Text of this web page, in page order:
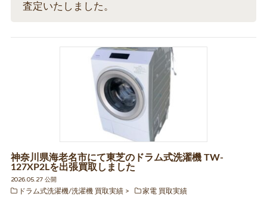
査定いたしました。
神奈川県海老名市にて東芝のドラム式洗濯機 TW-
127XP2Lを出張買取しました
2026.05.27 公開
ドラム式洗濯機/洗濯機 買取実績
家電 買取実績